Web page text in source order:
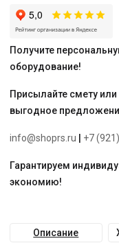
Получите
оборудование!
Присылайте смету
выгодное
info@shoprs.ru +7
Гарантируем
экономию!
Описание